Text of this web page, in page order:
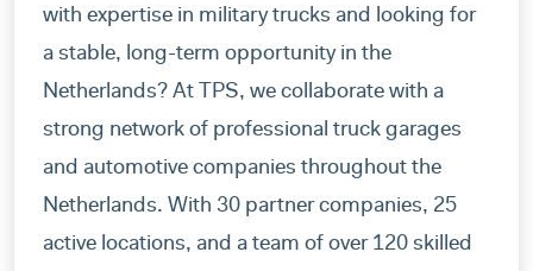
with expertise in military trucks and looking for
a stable, long-term opportunity in the
Netherlands? At TPS, we collaborate with a
strong network of professional truck garages
and automotive companies throughout the
Netherlands. With 30 partner companies, 25
active locations, and a team of over 120 skilled